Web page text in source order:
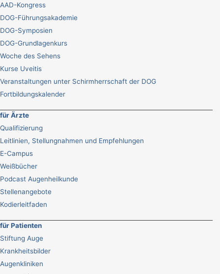
AAD-Kongress
DOG-Führungsakademie
DOG-Symposien
DOG-Grundlagenkurs
Woche des Sehens
Kurse Uveitis
Veranstaltungen unter Schirmherrschaft der DOG
Fortbildungskalender
für Ärzte
Qualifizierung
Leitlinien, Stellungnahmen und Empfehlungen
E-Campus
Weißbücher
Podcast Augenheilkunde
Stellenangebote
Kodierleitfaden
für Patienten
Stiftung Auge
Krankheitsbilder
Augenkliniken